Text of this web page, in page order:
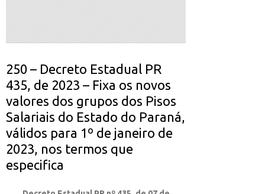
250 – Decreto Estadual PR
435, de 2023 – Fixa os novos
valores dos grupos dos Pisos
Salariais do Estado do Paraná,
válidos para 1º de janeiro de
2023, nos termos que
especifica